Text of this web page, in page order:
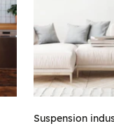
Suspension